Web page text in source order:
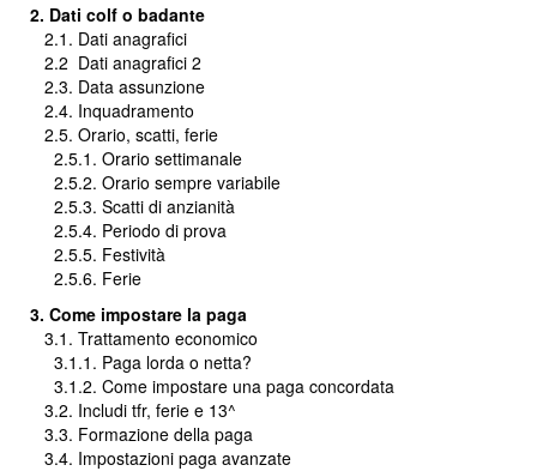
2. Dati colf o badante
2.1. Dati anagrafici
2.2 Dati anagrafici 2
2.3. Data assunzione
2.4. Inquadramento
2.5. Orario, scatti, ferie
2.5.1. Orario settimanale
2.5.2. Orario sempre variabile
2.5.3. Scatti di anzianità
2.5.4. Periodo di prova
2.5.5. Festività
2.5.6. Ferie
3. Come impostare la paga
3.1. Trattamento economico
3.1.1. Paga lorda o netta?
3.1.2. Come impostare una paga concordata
3.2. Includi tfr, ferie e 13^
3.3. Formazione della paga
3.4. Impostazioni paga avanzate